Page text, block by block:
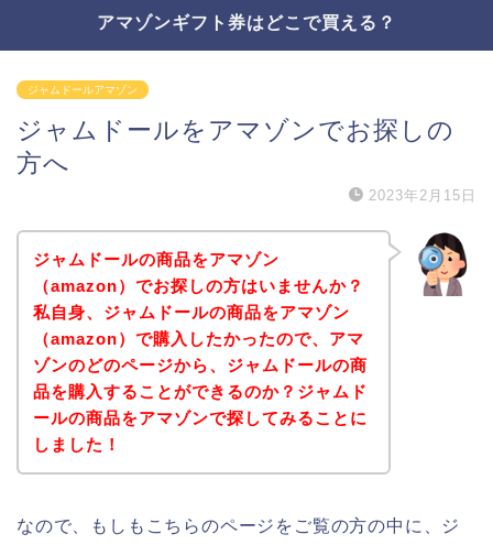
アマゾンギフト券はどこで買える？
ジャムドールアマゾン
ジャムドールをアマゾンでお探しの
方へ
2023年2月15日
ジャムドールの商品をアマゾン
（amazon）でお探しの方はいませんか？
私自身、ジャムドールの商品をアマゾン
（amazon）で購入したかったので、アマ
ゾンのどのページから、ジャムドールの商
品を購入することができるのか？ジャムド
ールの商品をアマゾンで探してみることに
しました！
なので、もしもこちらのページをご覧の方の中に、ジ